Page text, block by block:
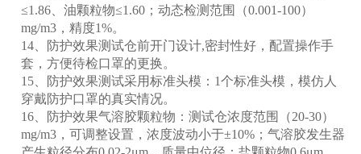
≤1.86、油颗粒物≤1.60；动态检测范围（0.001-100）
mg/m3，精度1%。
14、防护效果测试仓前开门设计,密封性好，配置操作手
套，方便待检口罩的更换。
15、防护效果测试采用标准头模：1个标准头模，模仿人
穿戴防护口罩的真实情况。
16、防护效果气溶胶颗粒物：测试仓浓度范围（20-30）
mg/m3，可调整设置，浓度波动小于±10%；气溶胶发生器